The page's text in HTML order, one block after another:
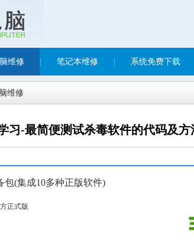
维修 笔记本维修 系统免费下载
维修
习-最简便测试杀毒软件的代码及方
包(集成10多种正版软件)
正式版